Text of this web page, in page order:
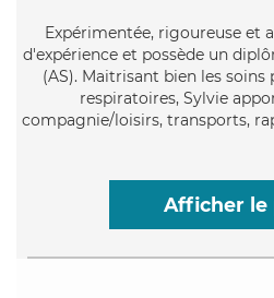
Expérimentée, rigoureuse et
d'expérience et possède un
(AS). Maitrisant bien les
respiratoires, Sylvie
compagnie/loisirs, transports,
Afficher le